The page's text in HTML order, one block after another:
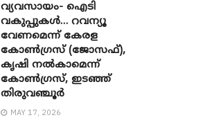
വ്യവസായം- ഐടി
വകുപ്പുകൾ… റവന്യൂ
വേണമെന്ന് കേരള
കോൺഗ്രസ് (ജോസഫ്),
കൃഷി നൽകാമെന്ന്
കോൺഗ്രസ്, ഇടഞ്ഞ്
തിരുവഞ്ചൂർ
MAY 17, 2026